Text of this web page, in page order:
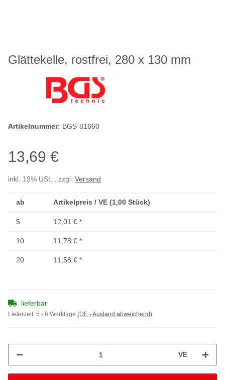
Glättekelle, rostfrei, 280 x 130 mm
Artikelnummer: BGS-81660
13,69 €
inkl. 19% USt. , zzgl. Versand
ab Artikelpreis / VE (1,00 Stück)
5 12,01 € *
10 11,78 € *
20 11,58 € *
lieferbar
Lieferzeit: 5 - 6 Werktage (DE - Ausland abweichend)
VE